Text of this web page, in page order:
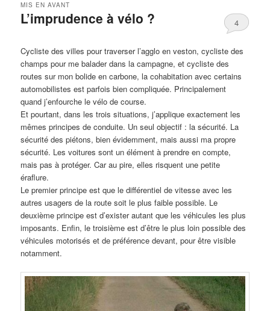
L’imprudence à vélo ?
MIS EN AVANT
4
Cycliste des villes pour traverser l’agglo en veston, cycliste des
champs pour me balader dans la campagne, et cycliste des
routes sur mon bolide en carbone, la cohabitation avec certains
automobilistes est parfois bien compliquée. Principalement
quand j’enfourche le vélo de course.
Et pourtant, dans les trois situations, j’applique exactement les
mêmes principes de conduite. Un seul objectif : la sécurité. La
sécurité des piétons, bien évidemment, mais aussi ma propre
sécurité. Les voitures sont un élément à prendre en compte,
mais pas à protéger. Car au pire, elles risquent une petite
éraflure.
Le premier principe est que le différentiel de vitesse avec les
autres usagers de la route soit le plus faible possible. Le
deuxième principe est d’exister autant que les véhicules les plus
imposants. Enfin, le troisième est d’être le plus loin possible des
véhicules motorisés et de préférence devant, pour être visible
notamment.